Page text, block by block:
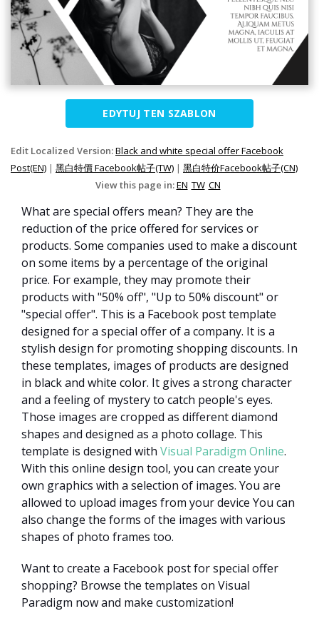
EDYTUJ TEN SZABLON
Edit Localized Version:Black and white special offer Facebook
Post(EN) | 黑白特價 Facebook帖子(TW) | 黑白特价Facebook帖子(CN)
View this page in:EN TW CN
What are special offers mean? They are the
reduction of the price offered for services or
products. Some companies used to make a discount
on some items by a percentage of the original
price. For example, they may promote their
products with "50% off", "Up to 50% discount" or
"special offer". This is a Facebook post template
designed for a special offer of a company. It is a
stylish design for promoting shopping discounts. In
these templates, images of products are designed
in black and white color. It gives a strong character
and a feeling of mystery to catch people's eyes.
Those images are cropped as different diamond
shapes and designed as a photo collage. This
template is designed with Visual Paradigm Online.
With this online design tool, you can create your
own graphics with a selection of images. You are
allowed to upload images from your device You can
also change the forms of the images with various
shapes of photo frames too.
Want to create a Facebook post for special offer
shopping? Browse the templates on Visual
Paradigm now and make customization!